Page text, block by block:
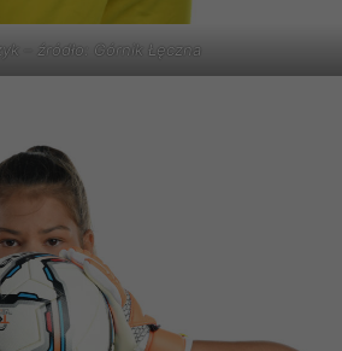
– źródło: Górnik Łęczna